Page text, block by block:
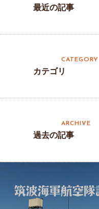
最近の記事
カテゴリ
過去の記事